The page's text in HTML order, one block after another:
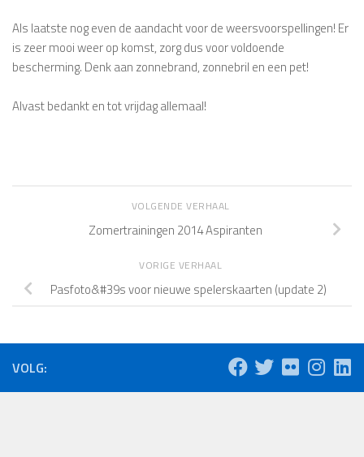
Als laatste nog even de aandacht voor de weersvoorspellingen! Er
is zeer mooi weer op komst, zorg dus voor voldoende
bescherming. Denk aan zonnebrand, zonnebril en een pet!
Alvast bedankt en tot vrijdag allemaal!
VOLGENDE VERHAAL
Zomertrainingen 2014 Aspiranten
VORIGE VERHAAL
Pasfoto&#39s voor nieuwe spelerskaarten (update 2)
VOLG: